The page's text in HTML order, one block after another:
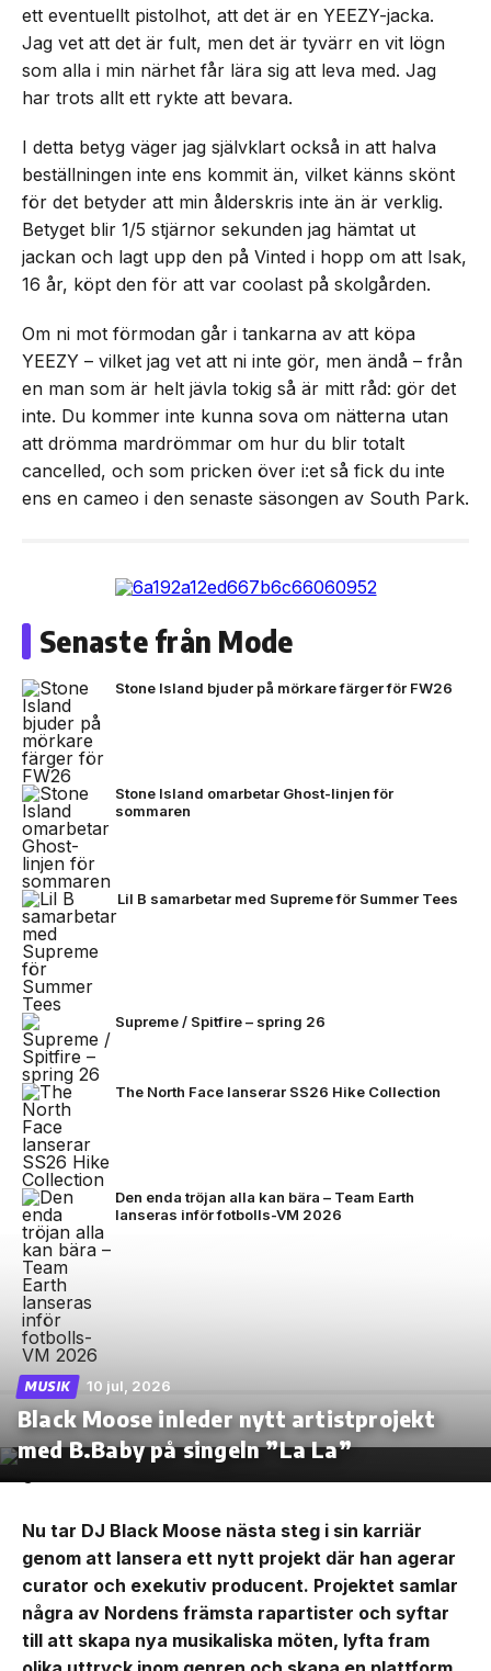
ett eventuellt pistolhot, att det är en YEEZY-jacka.
Jag vet att det är fult, men det är tyvärr en vit lögn
som alla i min närhet får lära sig att leva med. Jag
har trots allt ett rykte att bevara.
I detta betyg väger jag självklart också in att halva
beställningen inte ens kommit än, vilket känns skönt
för det betyder att min ålderskris inte än är verklig.
Betyget blir 1/5 stjärnor sekunden jag hämtat ut
jackan och lagt upp den på Vinted i hopp om att Isak,
16 år, köpt den för att var coolast på skolgården.
Om ni mot förmodan går i tankarna av att köpa
YEEZY – vilket jag vet att ni inte gör, men ändå – från
en man som är helt jävla tokig så är mitt råd: gör det
inte. Du kommer inte kunna sova om nätterna utan
att drömma mardrömmar om hur du blir totalt
cancelled, och som pricken över i:et så fick du inte
ens en cameo i den senaste säsongen av South Park.
Senaste från Mode
Stone Island bjuder på mörkare färger för FW26
Stone Island omarbetar Ghost-linjen för
sommaren
Lil B samarbetar med Supreme för Summer Tees
Supreme / Spitfire – spring 26
The North Face lanserar SS26 Hike Collection
Den enda tröjan alla kan bära – Team Earth
lanseras inför fotbolls-VM 2026
MUSIK 10 jul, 2026
Black Moose inleder nytt artistprojekt
med B.Baby på singeln ”La La”
Nu tar DJ Black Moose nästa steg i sin karriär
genom att lansera ett nytt projekt där han agerar
curator och exekutiv producent. Projektet samlar
några av Nordens främsta rapartister och syftar
till att skapa nya musikaliska möten, lyfta fram